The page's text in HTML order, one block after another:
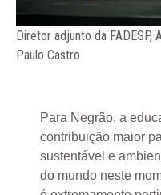
Diretor adjunto da
Paulo Castro
Para Negrão, a
contribuição maior
sustentável e
do mundo neste